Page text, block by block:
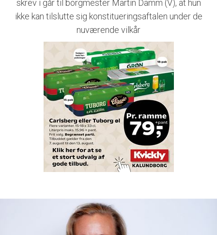
skrev i går til borgmester Martin Damm (V), at hun
ikke kan tilslutte sig konstitueringsaftalen under de
nuværende vilkår